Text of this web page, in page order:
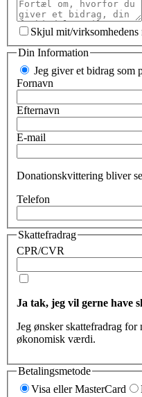
Skjul mit/virksomhedens
Din Information
Jeg giver et bidrag som
Fornavn
Efternavn
E-mail
Donationskvittering bliver
Telefon
Skattefradrag
CPR/CVR
Ja tak, jeg vil gerne have
økonomisk værdi.
Betalingsmetode
Visa eller MasterCard